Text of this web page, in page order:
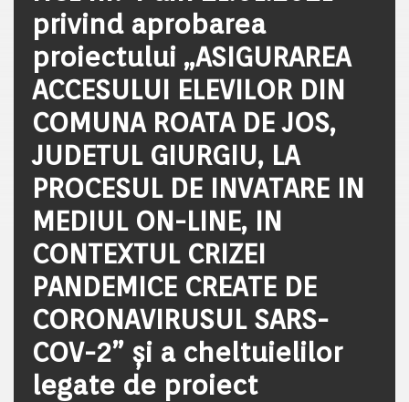
privind aprobarea
proiectului „ASIGURAREA
ACCESULUI ELEVILOR DIN
COMUNA ROATA DE JOS,
JUDETUL GIURGIU, LA
PROCESUL DE INVATARE IN
MEDIUL ON-LINE, IN
CONTEXTUL CRIZEI
PANDEMICE CREATE DE
CORONAVIRUSUL SARS-
COV-2” și a cheltuielilor
legate de proiect